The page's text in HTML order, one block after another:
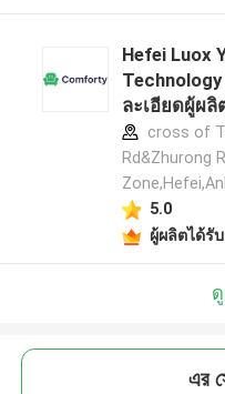
Hefei Luox
ละเอียดผู้ผลิ
cross of
Rd&Zhurong
5.0
ผู้ผลิตได้รั
এর